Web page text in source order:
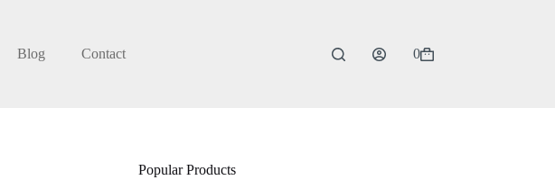
Blog Contact
Shopping
0
Popular Products